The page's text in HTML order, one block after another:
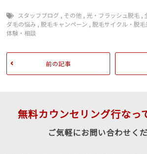
スタッフブログ , その他 , 光・フラッシュ脱毛 ,
ダ毛の悩み ,脱毛キャンペーン ,脱毛サイクル・脱
体験・相談
前の記事
無料カウンセリング行なっ
ご気軽にお問い合わせく